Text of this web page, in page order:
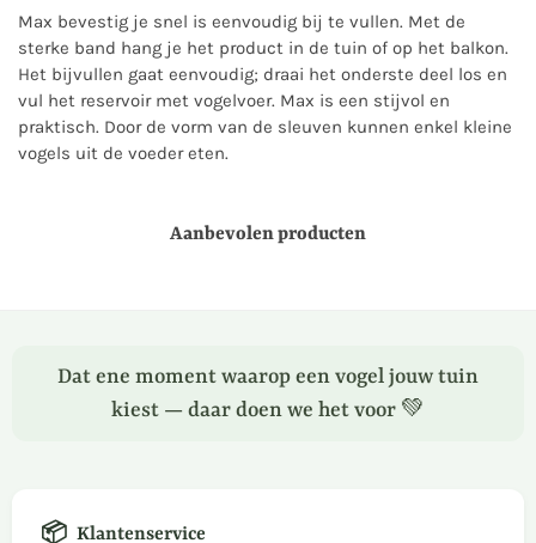
Max bevestig je snel is eenvoudig bij te vullen. Met de
sterke band hang je het product in de tuin of op het balkon.
Het bijvullen gaat eenvoudig; draai het onderste deel los en
vul het reservoir met vogelvoer. Max is een stijvol en
praktisch. Door de vorm van de sleuven kunnen enkel kleine
vogels uit de voeder eten.
Aanbevolen producten
Dat ene moment waarop een vogel jouw tuin
kiest — daar doen we het voor 💚
📦 Klantenservice